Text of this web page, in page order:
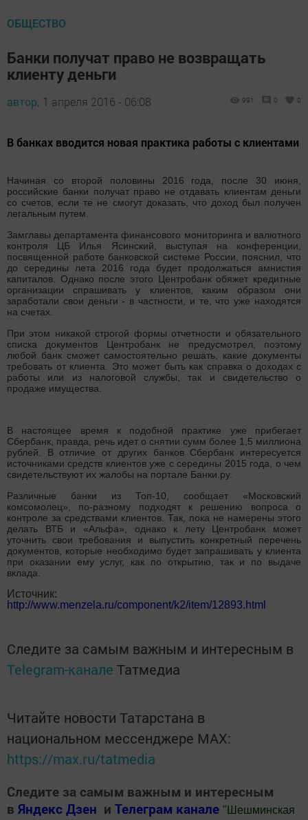
ОБЩЕСТВО
Банки получат право не возвращать
клиенту деньги
автор, 1 апреля 2016 - 06:08 991 0 0
В банках вводится новая практика работы с клиентами
Начиная со второй половины 2016 года, после 30 июня,
российские банки получат право не отдавать клиентам деньги
со счетов, если те не смогут доказать, что доход был получен
легальным путем.
Замглавы департамента финансового мониторинга и валютного
контроля ЦБ Илья Ясинский, выступая на конференции,
посвященной работе банковской системе России, пояснил, что
до середины лета 2016 года будет продолжаться амнистия
капиталов. Однако после этого Центробанк обяжет кредитные
организации спрашивать у клиентов, каким образом они
заработали свои деньги - в частности, и те, что уже находятся
на счетах.
При этом никакой строгой формы отчетности и обязательного
списка документов Центробанк не предусмотрел, поэтому
любой банк сможет самостоятельно решать, какие документы
требовать от клиента. Это может быть как справка о доходах с
работы или из налоговой службы, так и свидетельство о
продаже имущества.
В настоящее время к подобной практике уже прибегает
Сбербанк, правда, речь идет о снятии сумм более 1,5 миллиона
рублей. В отличие от других банков Сбербанк интересуется
источниками средств клиентов уже с середины 2015 года, о чем
свидетельствуют их жалобы на портале Банки.ру.
Различные банки из Топ-10, сообщает «Московский
комсомолец», по-разному подходят к решению вопроса о
контроле за средствами клиентов. Так, пока не намерены этого
делать ВТБ и «Альфа», однако к лету Центробанк может
уточнить свои требования и выпустить конкретный перечень
документов, которые необходимо будет запрашивать у клиента
при оказании ему услуг, как по открытию, так и по выдаче
вклада.
Источник:
http://www.menzela.ru/component/k2/item/12893.html
Следите за самым важным и интересным в
Telegram-канале Татмедиа
Читайте новости Татарстана в
национальном мессенджере MАХ:
https://max.ru/tatmedia
Следите за самым важным и интересным
в Яндекс Дзен и Телеграм канале " Шешминская